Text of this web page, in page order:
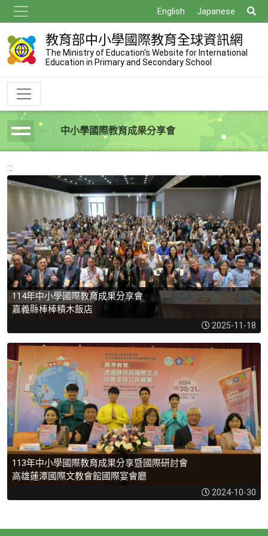
到
主
要
內
English Japanese
尋
教育部中小學國際教育全球資訊網
The Ministry of Education's Website for International
Education in Primary and Secondary School
breadcrumb中小學國際教育成果分享會
:::
114年中小學國際教育成果分享會
嘉義縣棒棒積木飯店
2025-11-18
113年中小學國際教育成果分享暨國際研討會
高雄蓮潭國際文教會館國際宴會廳
2024-10-30